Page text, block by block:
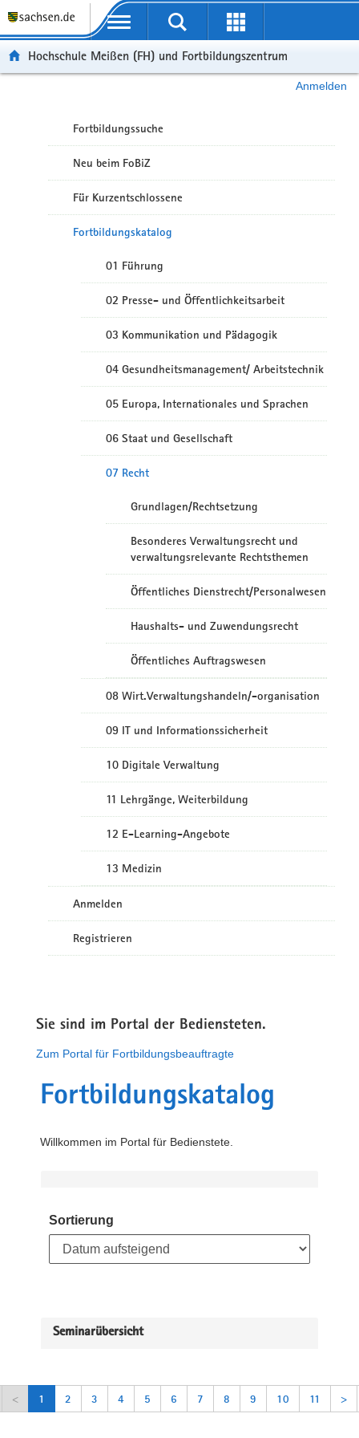
Portalübergreifende Navigation
Hochschule Meißen (FH) und Fortbildungszentrum
Anmelden
Fortbildungssuche
Neu beim FoBiZ
Für Kurzentschlossene
Fortbildungskatalog
01 Führung
02 Presse- und Öffentlichkeitsarbeit
03 Kommunikation und Pädagogik
04 Gesundheitsmanagement/ Arbeitstechnik
05 Europa, Internationales und Sprachen
06 Staat und Gesellschaft
07 Recht
Grundlagen/Rechtsetzung
Besonderes Verwaltungsrecht und
verwaltungsrelevante Rechtsthemen
Öffentliches Dienstrecht/Personalwesen
Haushalts- und Zuwendungsrecht
Öffentliches Auftragswesen
08 Wirt.Verwaltungshandeln/-organisation
09 IT und Informationssicherheit
10 Digitale Verwaltung
11 Lehrgänge, Weiterbildung
12 E-Learning-Angebote
13 Medizin
Anmelden
Registrieren
Sie sind im Portal der Bediensteten.
Zum Portal für Fortbildungsbeauftragte
Fortbildungskatalog
Willkommen im Portal für Bedienstete.
Sortierung
Seminarübersicht
< 1 2 3 4 5 6 7 8 9 10 11 >